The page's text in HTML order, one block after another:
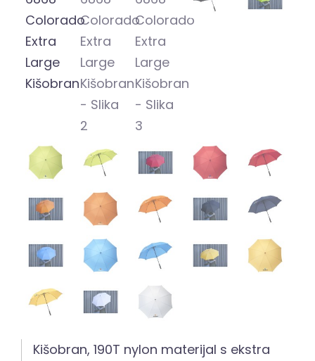
Kišobran, 190T nylon materijal s ekstra